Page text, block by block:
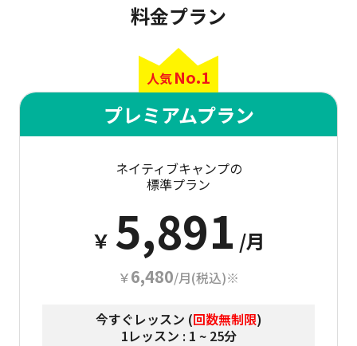
料金プラン
人気No.1
プレミアムプラン
ネイティブキャンプの
標準プラン
￥ 5,891 /月
￥6,480/月(税込)※
今すぐレッスン (回数無制限)
1レッスン : 1 ~ 25分